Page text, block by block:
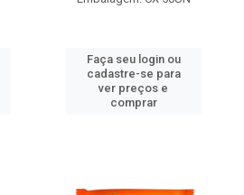
Faça seu login ou
cadastre-se para
ver preços e
comprar